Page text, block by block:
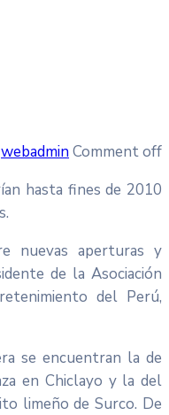
webadminComment off
hasta fines de 2010
nuevas aperturas y
de la Asociación
del Perú,
se encuentran la de
en Chiclayo y la del
limeño de Surco. De